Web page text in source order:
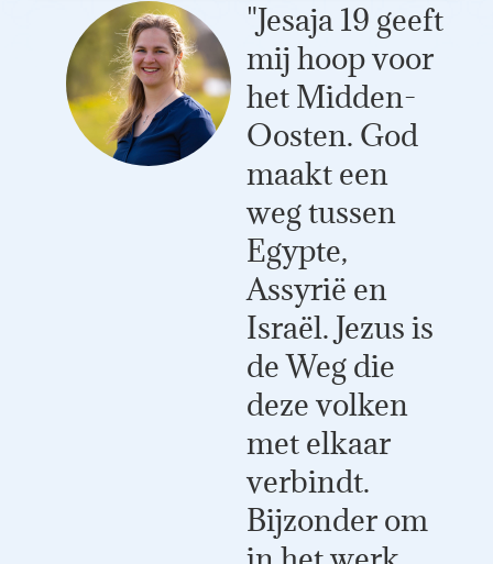
"Jesaja 19 geeft
mij hoop voor
het Midden-
Oosten. God
maakt een
weg tussen
Egypte,
Assyrië en
Israël. Jezus is
de Weg die
deze volken
met elkaar
verbindt.
Bijzonder om